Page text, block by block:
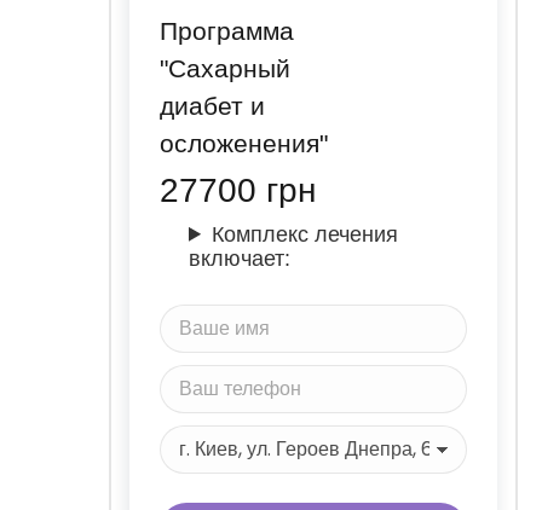
Программа
"Сахарный
диабет и
осложенения"
27700 грн
Комплекс лечения
включает: